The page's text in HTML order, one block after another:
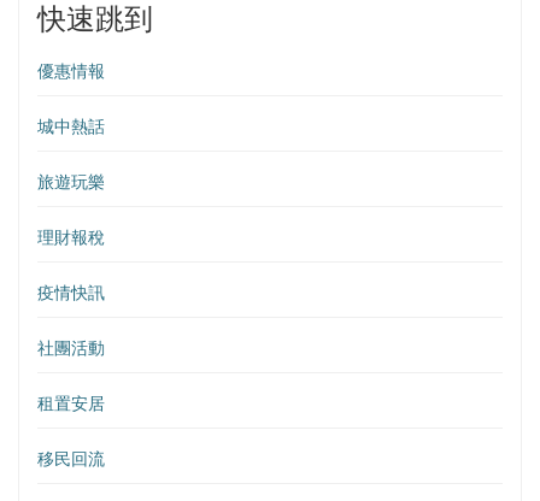
快速跳到
優惠情報
城中熱話
旅遊玩樂
理財報稅
疫情快訊
社團活動
租置安居
移民回流